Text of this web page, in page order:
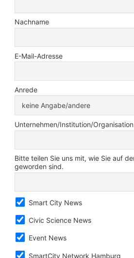
Nachname
E-Mail-Adresse
Anrede
Unternehmen/Institution/Organisation
Bitte teilen Sie uns mit, wie Sie auf
geworden sind.
Smart City News
Civic Science News
Event News
SmartCity Network Hamburg